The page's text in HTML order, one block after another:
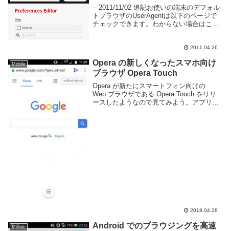
-- 2011/11/02 追記お使いの端末のデフォル
トブラウザのUserAgentは以下のページで
チェックできます。わからない場合はここ
2011.04.26
Mobile
Opera の新しくなったスマホ向け
ブラウザ Opera Touch
Opera が新たにスマートフォン向けの
Web ブラウザである Opera Touch をリリ
ースしたようなので見てみよう。アプリの
2018.04.28
Mobile
Android でのブラウジングを高速